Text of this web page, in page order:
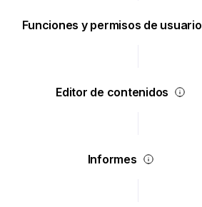
Funciones y permisos de usuario
Editor de contenidos
Informes